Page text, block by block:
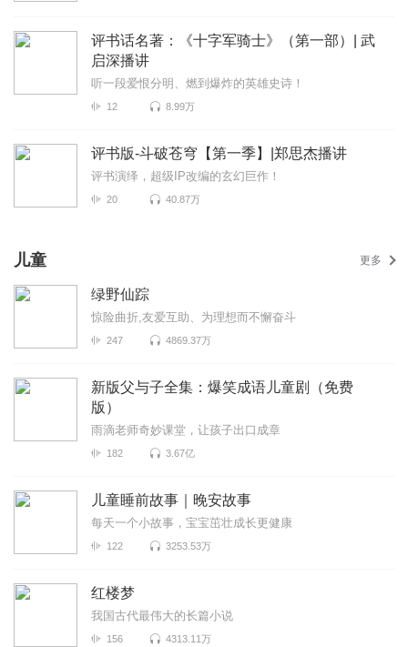
评书话名著：《十字军骑士》（第一部）| 武
启深播讲
听一段爱恨分明、燃到爆炸的英雄史诗！
12 8.99万
评书版-斗破苍穹【第一季】|郑思杰播讲
评书演绎，超级IP改编的玄幻巨作！
20 40.87万
儿童 更多
绿野仙踪
惊险曲折,友爱互助、为理想而不懈奋斗
247 4869.37万
新版父与子全集：爆笑成语儿童剧（免费
版）
雨滴老师奇妙课堂，让孩子出口成章
182 3.67亿
儿童睡前故事｜晚安故事
每天一个小故事，宝宝茁壮成长更健康
122 3253.53万
红楼梦
我国古代最伟大的长篇小说
156 4313.11万